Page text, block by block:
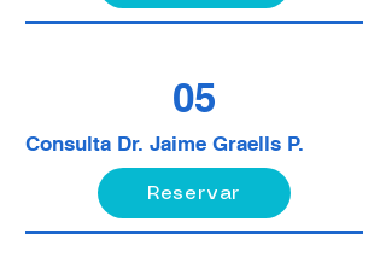
05
Consulta Dr. Jaime Graells P.
Reservar